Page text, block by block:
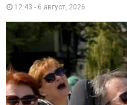
12:43 - 6 август, 2026